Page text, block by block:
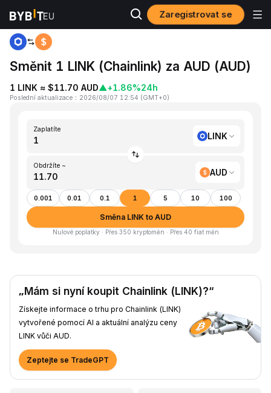
Zaregistrovat se
Domů LINK to AUD
Směnit 1 LINK (Chainlink) za AUD (AUD)
1 LINK ≈ $11.70 AUD▲+1.86%24h
Poslední aktualizace ： 2026/08/07 12:54 (GMT+0)
Zaplatíte
LINK
Obdržíte ~
AUD
0.001 0.01 0.1 1 5 10 100
Směna LINK to AUD
Nulové poplatky · Přes 350 kryptoměn · Přes 40 fiat měn
„Mám si nyní koupit Chainlink (LINK)?“
Získejte informace o trhu pro Chainlink (LINK)
vytvořené pomocí AI a aktuální analýzu ceny
LINK vůči AUD.
Zeptejte se TradeGPT